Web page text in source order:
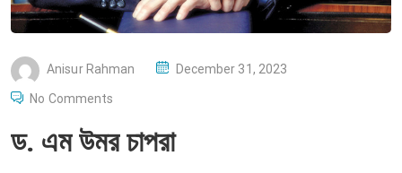
Anisur Rahman
P
T
December 31, 2023
No Comments
ড. এম উমর চাপরা